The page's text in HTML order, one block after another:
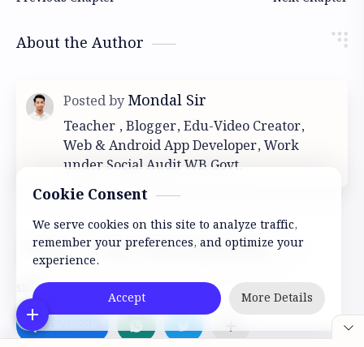
About the Author
Teacher , Blogger, Edu-Video Creator,
Web & Android App Developer, Work
under Social Audit WB Govt.
#CLASS 7 #Class 7 Poribesh biggan Mocktest
C
Cookie Consent
We serve cookies on this site to analyze traffic,
remember your preferences, and optimize your
experience.
Accept More Details